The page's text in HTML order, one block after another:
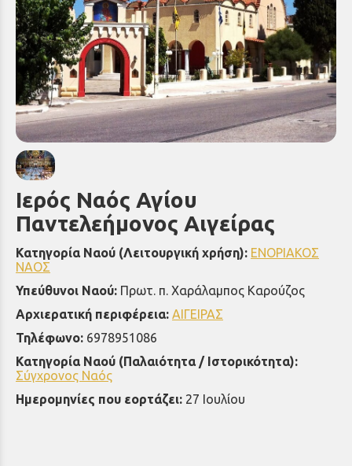
Ιερός Ναός Αγίου
Παντελεήμονος Αιγείρας
Κατηγορία Ναού (Λειτουργική χρήση): ΕΝΟΡΙΑΚΟΣ
ΝΑΟΣ
Υπεύθυνοι Ναού: Πρωτ. π. Χαράλαμπος Καρούζος
Αρχιερατική περιφέρεια: ΑΙΓΕΙΡΑΣ
Τηλέφωνο: 6978951086
Κατηγορία Ναού (Παλαιότητα / Ιστορικότητα):
Σύγχρονος Ναός
Ημερομηνίες που εορτάζει: 27 Ιουλίου